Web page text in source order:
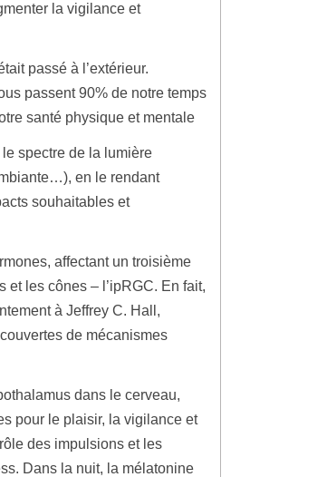
la vigilance et
passé à l’extérieur.
passent 90% de notre temps
santé physique et mentale
spectre de la lumière
en le rendant
souhaitables et
affectant un troisième
les cônes – l’ipRGC. En fait,
à Jeffrey C. Hall,
de mécanismes
dans le cerveau,
pour le plaisir, la vigilance et
des impulsions et les
Dans la nuit, la mélatonine